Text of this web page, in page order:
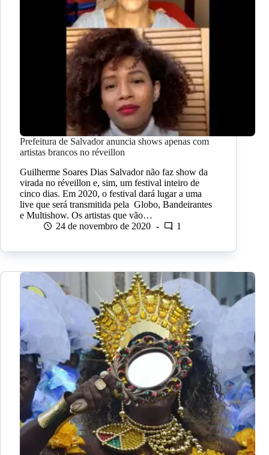
Prefeitura de Salvador anuncia shows apenas com
artistas brancos no réveillon
Guilherme Soares Dias Salvador não faz show da
virada no réveillon e, sim, um festival inteiro de
cinco dias. Em 2020, o festival dará lugar a uma
live que será transmitida pela Globo, Bandeirantes
e Multishow. Os artistas que vão…
24 de novembro de 2020
1